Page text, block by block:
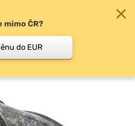
mimo ČR?
do EUR